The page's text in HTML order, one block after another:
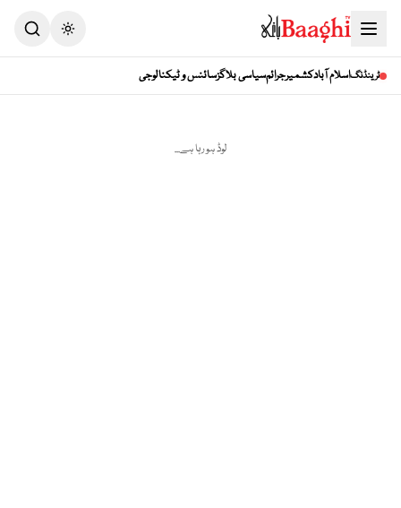
Toggle theme
ٹرینڈنگاسلام آبادکشمیرجرائمسیاسی بلاگزسائنس و ٹیکنالوجی
لوڈ ہو رہا ہے...